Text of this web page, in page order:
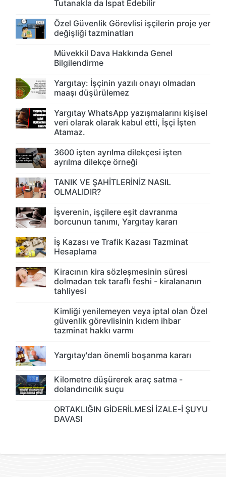
Tutanakla da İspat Edebilir
Özel Güvenlik Görevlisi işçilerin proje yer
değişliği tazminatları
Müvekkil Dava Hakkında Genel
Bilgilendirme
Yargıtay: İşçinin yazılı onayı olmadan
maaşı düşürülemez
Yargıtay WhatsApp yazışmalarını kişisel
veri olarak olarak kabul etti, İşçi İşten
Atamaz.
3600 işten ayrılma dilekçesi işten
ayrılma dilekçe örneği
TANIK VE ŞAHİTLERİNİZ NASIL
OLMALIDIR?
İşverenin, işçilere eşit davranma
borcunun tanımı, Yargıtay kararı
İş Kazası ve Trafik Kazası Tazminat
Hesaplama
Kiracının kira sözleşmesinin süresi
dolmadan tek taraflı feshi - kiralananın
tahliyesi
Kimliği yenilemeyen veya iptal olan Özel
güvenlik görevlisinin kıdem ihbar
tazminat hakkı varmı
Yargıtay'dan önemli boşanma kararı
Kilometre düşürerek araç satma -
dolandırıcılık suçu
ORTAKLIĞIN GİDERİLMESİ İZALE-İ ŞUYU
DAVASI